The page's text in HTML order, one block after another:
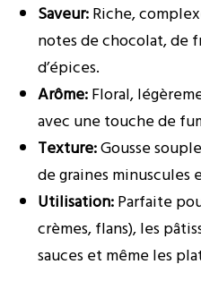
Saveur:Riche,
notes de chocolat, de
d’épices.
Arôme:Floral,
avec une touche de
Texture:Gousse
de graines minuscules
Utilisation:Parfaite
crèmes, flans), les
sauces et même les